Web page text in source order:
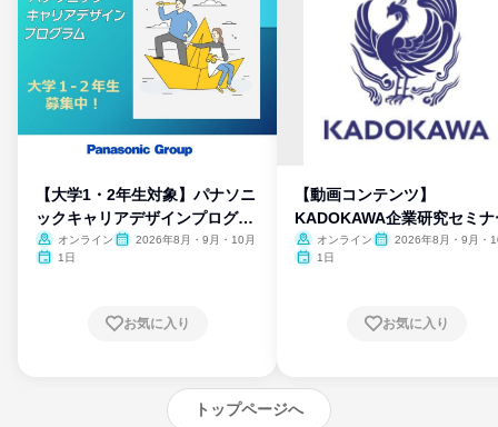
【大学1・2年生対象】パナソニ
ックキャリアデザインプログラ
ム
オンライン
2026年8月・9月・10月
1日
お気に入り
【動画コンテンツ】
KADOKAWA企業研究セミナ
オンライン
2026年8月・9月・
1日
お気に入り
トップページへ